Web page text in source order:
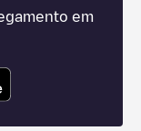
em